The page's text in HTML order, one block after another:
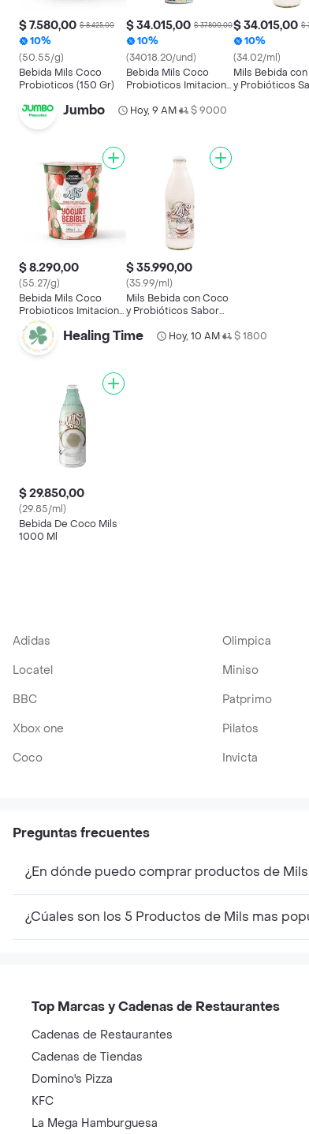
$ 7.580,00 $ 8.425,00
10%
(50.55/g)
Bebida Mils Coco
Probioticos (150 Gr)
$ 34.015,00 $ 37.800,00
10%
(34018.20/und)
Bebida Mils Coco
Probioticos Imitacion
$ 34.015,00 $
10%
(34.02/ml)
Mils Bebida
y Probióticos
Jumbo Hoy, 9 AM• $ 9000
$ 8.290,00
(55.27/g)
Bebida Mils Coco
Probioticos Imitacion
(150 Gr)
$ 35.990,00
(35.99/ml)
Mils Bebida con Coco
y Probióticos Sabor
Healing Time Hoy, 10 AM• $ 1800
$ 29.850,00
(29.85/ml)
Bebida De Coco Mils
1000 Ml
Adidas Olimpica
Locatel
Miniso
BBC
Patprimo
Xbox one
Pilatos
Coco
Invicta
Preguntas frecuentes
¿En dónde puedo comprar productos de
¿Cúales son los 5 Productos de Mils mas
Top Marcas y Cadenas de Restaurantes
Cadenas de Restaurantes
Cadenas de Tiendas
Domino's Pizza
KFC
La Mega Hamburguesa